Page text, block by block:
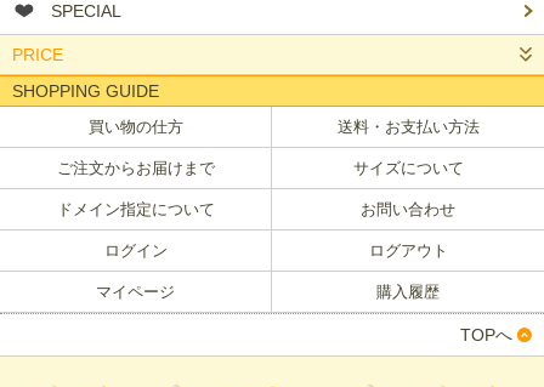
SPECIAL
PRICE
SHOPPING GUIDE
買い物の仕方 送料・お支払い方法
ご注文からお届けまで サイズについて
ドメイン指定について お問い合わせ
ログイン ログアウト
マイページ 購入履歴
TOPへ